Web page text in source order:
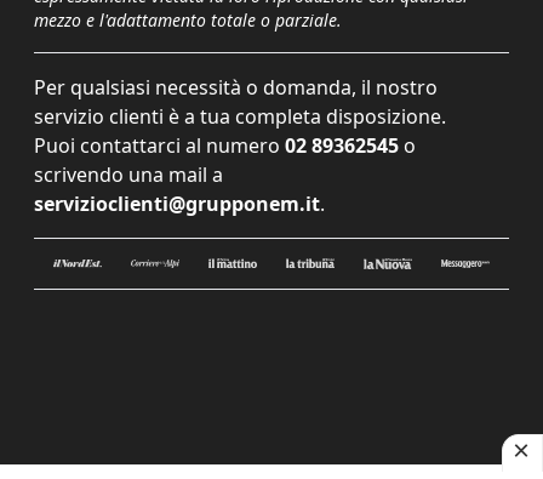
mezzo e l'adattamento totale o parziale.
Per qualsiasi necessità o domanda, il nostro
servizio clienti è a tua completa disposizione.
Puoi contattarci al numero 02 89362545 o
scrivendo una mail a
servizioclienti@grupponem.it.